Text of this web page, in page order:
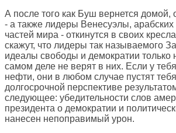
А после того как Буш вернется домой,
- а также лидеры Венесуэлы, арабских
частей мира - откинутся в своих
скажут, что лидеры так называемого
идеалы свободы и демократии только
самом деле не верят в них. Если у
нефти, они в любом случае пустят
долгосрочной перспективе
следующее: убедительности слов
президента о демократии и
нанесен непоправимый урон.